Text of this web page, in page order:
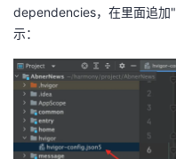
的
博
客
我
的
论
坛
我
的
圈
我
的
我
dependencies，在里面追加
示：